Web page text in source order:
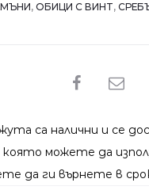
, ОБИЦИ С ВИНТ,
SHARE
са налични и се
която можете да
да ги върнете в